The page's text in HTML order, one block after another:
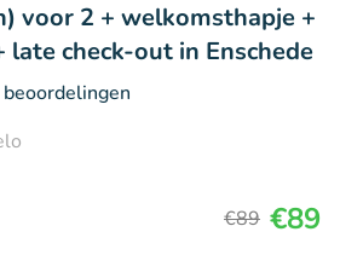
voor 2 + welkomsthapje +
check-out in Enschede
€89 €89